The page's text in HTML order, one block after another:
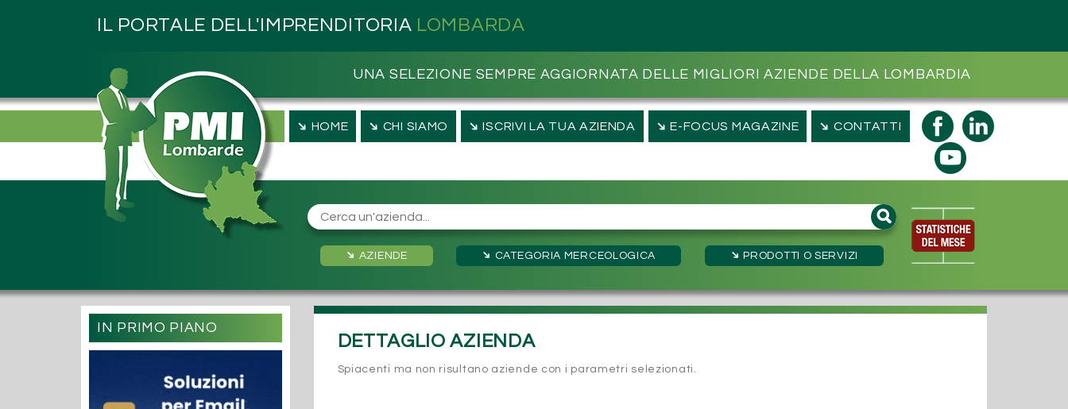
IL PORTALE DELL'IMPRENDITORIA LOMBARDA
UNA SELEZIONE SEMPRE AGGIORNATA DELLE MIGLIORI AZIENDE DELLA LOMBARDIA
➔ HOME ➔ CHI SIAMO ➔ISCRIVI LA TUA AZIENDA ➔ E-FOCUS MAGAZINE ➔ CONTATTI
➔ AZIENDE ➔ CATEGORIA MERCEOLOGICA ➔ PRODOTTI O SERVIZI
DETTAGLIO AZIENDA
Spiacenti ma non risultano aziende con i parametri selezionati.
IN PRIMO PIANO